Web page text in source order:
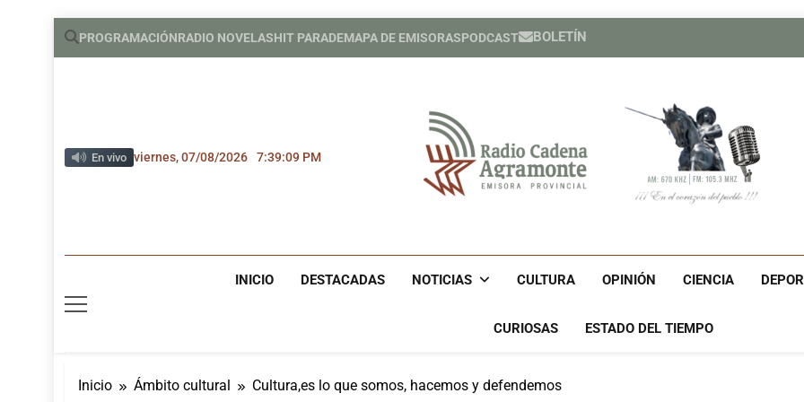
Saltar
PROGRAMACIÓNRADIO NOVELASHIT PARADEMAPA DE EMISORASPODCAST BOLETÍN
Héroe
Héroe
España
En vivo viernes, 07/08/2026 7:39:10 PM
Radio Cadena
INICIO DESTACADAS NOTICIAS CULTURA OPINIÓN CIENCIA
CURIOSAS ESTADO DEL TIEMPO
Inicio Ámbito cultural Cultura,es lo que somos, hacemos y defendemos